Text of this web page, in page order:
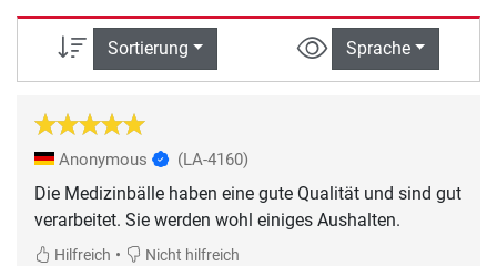
Sortierung Sprache
Anonymous (LA-4160)
Die Medizinbälle haben eine gute Qualität und sind gut
verarbeitet. Sie werden wohl einiges Aushalten.
Hilfreich • Nicht hilfreich